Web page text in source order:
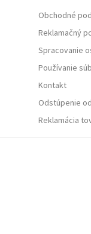
Obchodné
Reklamačný
Spracovanie
Používanie
Kontakt
Odstúpenie
Reklamácia